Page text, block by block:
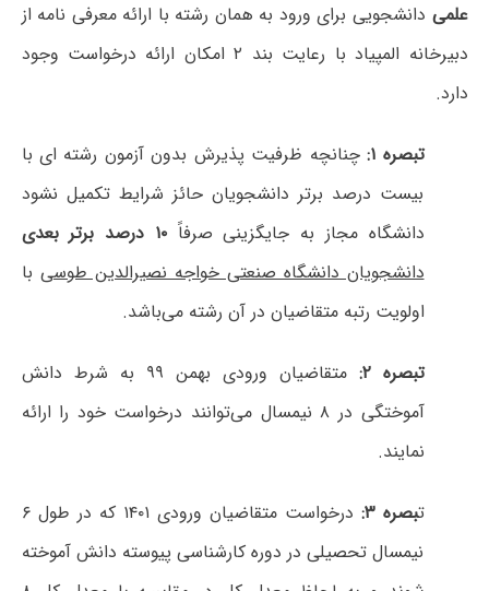
علمی دانشجویی برای ورود به همان رشته با ارائه معرفی نامه از
دبیرخانه المپیاد با رعایت بند ۲ امکان ارائه درخواست وجود
دارد.
تبصره ۱: چنانچه ظرفیت پذیرش بدون آزمون رشته ای با
بیست درصد برتر دانشجویان حائز شرایط تکمیل نشود
دانشگاه مجاز به جایگزینی صرفاً ۱۰ درصد برتر بعدی
دانشجویان دانشگاه صنعتی خواجه نصیرالدین طوسی با
اولویت رتبه متقاضیان در آن رشته می‌باشد.
تبصره ۲:
متقاضیان ورودی بهمن ۹۹ به شرط دانش
آموختگی در ۸ نیمسال می‌توانند درخواست خود را ارائه
نمایند.
تبصره ۳:
درخواست متقاضیان ورودی ۱۴۰۱ که در طول ۶
نیمسال تحصیلی در دوره کارشناسی پیوسته دانش آموخته